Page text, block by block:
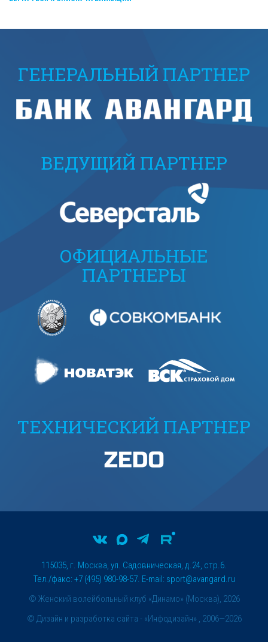
ГЕНЕРАЛЬНЫЙ ПАРТНЕР
ВЕДУЩИЙ ПАРТНЕР
ОФИЦИАЛЬНЫЕ
ПАРТНЕРЫ
ТЕХНИЧЕСКИЙ ПАРТНЕР
© Женский волейбольный клуб «Динамо» (Москва), 2026
115035, г. Москва, ул. Садовническая, д.24, стр.6.
Тел./факс: +7 (495) 980-98-57. E-mail: sport@avangard.ru
© Дизайн и разработка сайта - «Инфодизайн» , 2006—2026